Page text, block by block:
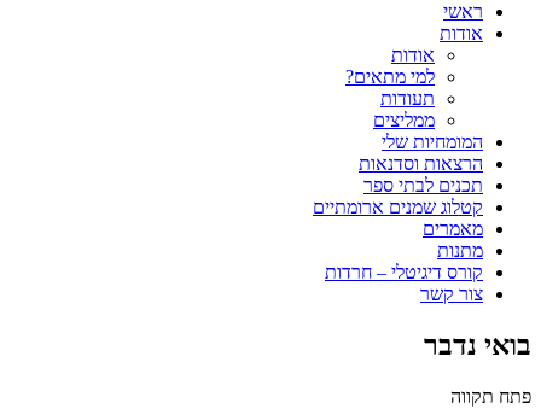
ראשי
אודות
אודות
למי מתאים?
תעודות
ממליצים
המומחיות שלי
הרצאות וסדנאות
תכנים לבתי ספר
קטלוג שמנים ארומתיים
מאמרים
מתנות
קורס דיגיטלי – חרדות
צור קשר
בואי נדבר
פתח תקווה